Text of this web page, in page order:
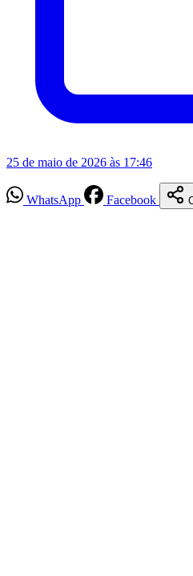
25 de maio de 2026 às 17:46
WhatsApp Facebook